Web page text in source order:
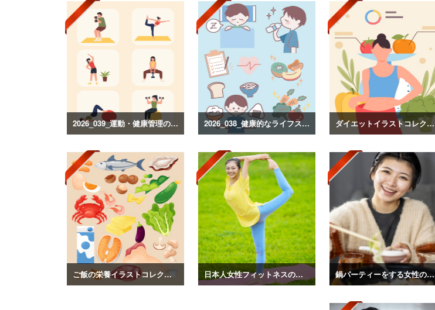
2026_039_運動・健康管理のイラスト 2026_038_健康的なライフスタイルのイラスト ダイエットイラストコレクション
ご飯の栄養イラストコレクション 日本人女性フィットネスの写真 鍋パーティーをする女性の写真